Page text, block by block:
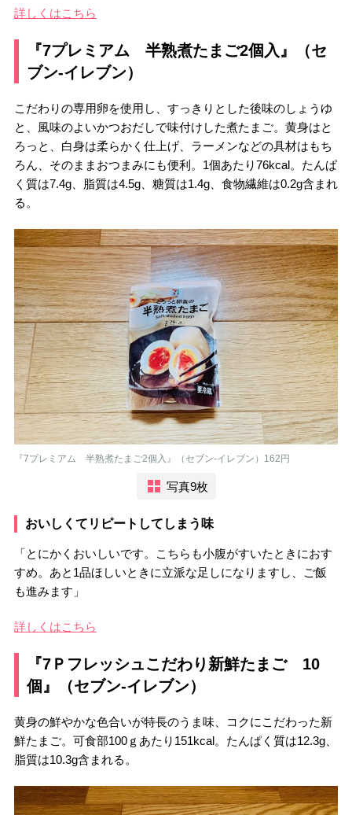
詳しくはこちら
『7プレミアム 半熟煮たまご2個入』（セ
ブン-イレブン）
こだわりの専用卵を使用し、すっきりとした後味のしょうゆ
と、風味のよいかつおだしで味付けした煮たまご。黄身はと
ろっと、白身は柔らかく仕上げ、ラーメンなどの具材はもち
ろん、そのままおつまみにも便利。1個あたり76kcal。たんぱ
く質は7.4g、脂質は4.5g、糖質は1.4g、食物繊維は0.2g含まれ
る。
『7プレミアム 半熟煮たまご2個入』（セブン-イレブン）162円
写真9枚
おいしくてリピートしてしまう味
「とにかくおいしいです。こちらも小腹がすいたときにおす
すめ。あと1品ほしいときに立派な足しになりますし、ご飯
も進みます」
詳しくはこちら
『7Ｐフレッシュこだわり新鮮たまご 10
個』（セブン-イレブン）
黄身の鮮やかな色合いが特長のうま味、コクにこだわった新
鮮たまご。可食部100ｇあたり151kcal。たんぱく質は12.3g、
脂質は10.3g含まれる。